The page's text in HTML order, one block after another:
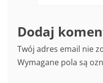
Dodaj
Twój adres email nie
Wymagane pola są